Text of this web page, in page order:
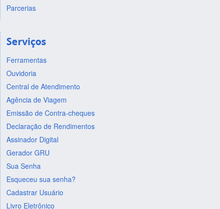
Parcerias
Serviços
Ferramentas
Ouvidoria
Central de Atendimento
Agência de Viagem
Emissão de Contra-cheques
Declaração de Rendimentos
Assinador Digital
Gerador GRU
Sua Senha
Esqueceu sua senha?
Cadastrar Usuário
Livro Eletrônico